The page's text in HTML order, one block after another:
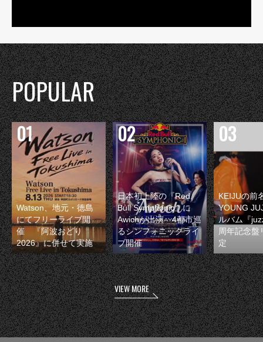
POPULAR
Watson、地元・徳島
にてフリーライブ開
催 『阿波おどり
2026』に併せて実施
日本初上陸の『Red
Bull Symphonic』に
Awichが出演 4都市巡
るシンフォニックライ
ブ開催
KEIJUの前
YOUNG
ルバム『
周年記念盤
定
VIEW MORE